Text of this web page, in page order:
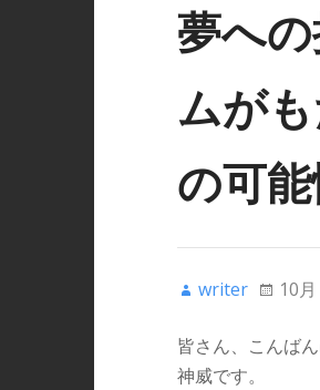
夢へ
ムが
の可能
writer 10
皆さん、こんば
神威です。